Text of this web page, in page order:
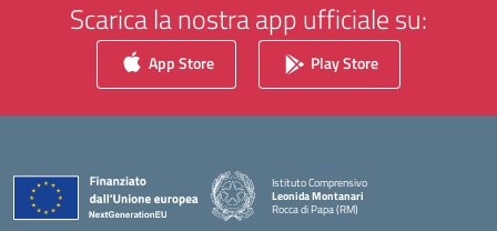
Scarica la nostra app ufficiale su:
App Store Play Store
Istituto Comprensivo
Leonida Montanari
Rocca di Papa (RM)
— Visita la pagina iniziale della scuola